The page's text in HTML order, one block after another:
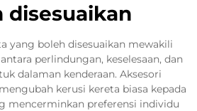
disesuaikan
yang boleh disesuaikan mewakili
perlindungan, keselesaan, dan
dalaman kenderaan. Aksesori
kerusi kereta biasa kepada
mencerminkan preferensi individu